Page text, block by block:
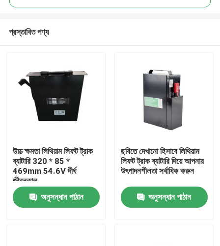
বাড়ি
প্রস্তাবিত পণ্য
উচ্চ ক্ষমতা লিথিয়াম লিফট ট্রাক
ব্যাটারি 320 * 85 *
469mm 54.6V দীর্ঘ
জীবনকাল
অনুসন্ধান পাঠান
ছবিতে দেখানো হিসাবে লিথিয়াম
লিফট ট্রাক ব্যাটারি দিয়ে আপনার
উৎপাদনশীলতা সর্বাধিক করুন
অনুসন্ধান পাঠান